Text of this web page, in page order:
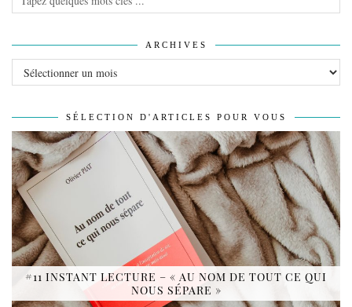
ARCHIVES
SÉLECTION D'ARTICLES POUR VOUS
#11 INSTANT LECTURE – « AU NOM DE TOUT CE QUI
NOUS SÉPARE »